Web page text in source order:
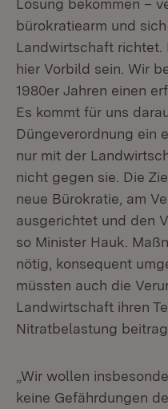
Lösung bekommen –
bürokratiearm und
Landwirtschaft richtet.
hier Vorbild sein. Wir
1980er Jahren einen
Es kommt für uns
Düngeverordnung ein
nur mit der
nicht gegen sie. Die
neue Bürokratie, am
ausgerichtet und den
so Minister Hauk.
nötig, konsequent
müssten auch die
Landwirtschaft ihren
Nitratbelastung
„Wir wollen
keine Gefährdungen